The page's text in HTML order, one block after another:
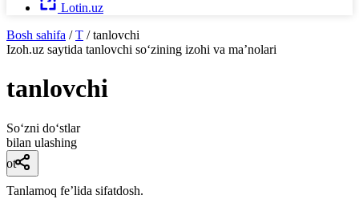
Lotin.uz
Bosh sahifa / T / tanlovchi
Izoh.uz saytida tanlovchi so‘zining izohi va ma’nolari
tanlovchi
So‘zni do‘stlar
bilan ulashing
ot
Tanlamoq feʼlida sifatdosh.